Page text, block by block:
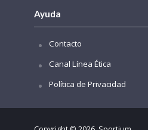
Ayuda
Contacto
Canal Línea Ética
Política de Privacidad